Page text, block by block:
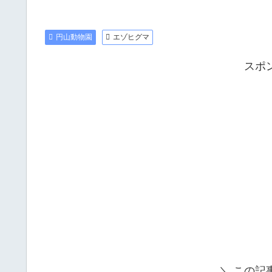
円山動物園 エゾヒグマ
スポ